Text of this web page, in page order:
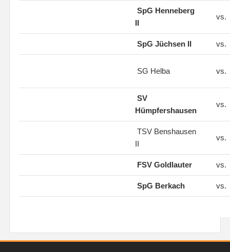
SpG Henneberg
II
vs.
SpG Jüchsen II vs.
SG Helba vs.
SV
Hümpfershausen
vs.
TSV Benshausen
II
vs.
FSV Goldlauter vs.
SpG Berkach vs.